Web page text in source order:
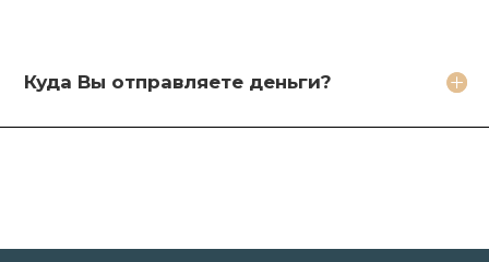
Куда Вы отправляете деньги?
Какое фото необходимо сделать?
Какие бонусы я получу?